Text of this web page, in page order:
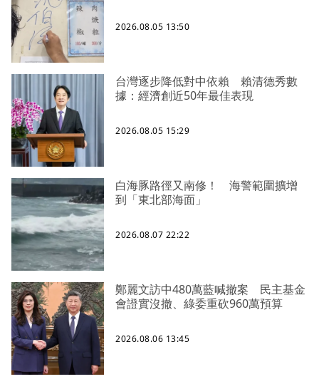
2026.08.05 13:50
台灣逐步降低對中依賴 賴清德秀數
據：經濟創近50年最佳表現
2026.08.05 15:29
白海豚路徑又南修！ 海警範圍擴增
到「東北部海面」
2026.08.07 22:22
鄭麗文訪中480萬藍喊撤案 民主基金
會證實沒撤、綠委重砍960萬預算
2026.08.06 13:45